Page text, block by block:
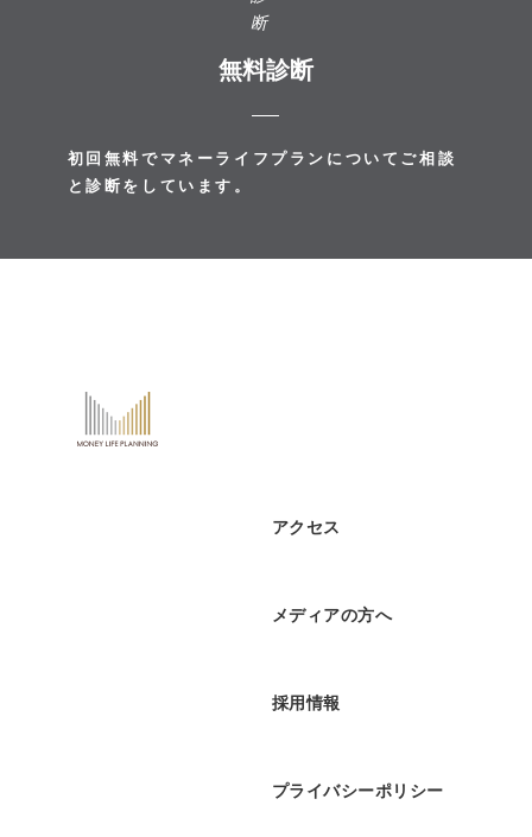
無料診断
初回無料でマネーライフプランについてご相談
と診断をしています。
アクセス
メディアの方へ
採用情報
プライバシーポリシー